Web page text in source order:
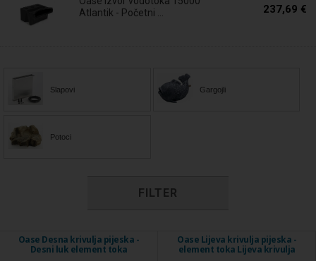
Atlantik - Početni ...
237,69 €
Slapovi Gargojli
Potoci
FILTER
Oase Desna krivulja pijeska -
Desni luk element toka
Oase Lijeva krivulja pijeska -
element toka Lijeva krivulja